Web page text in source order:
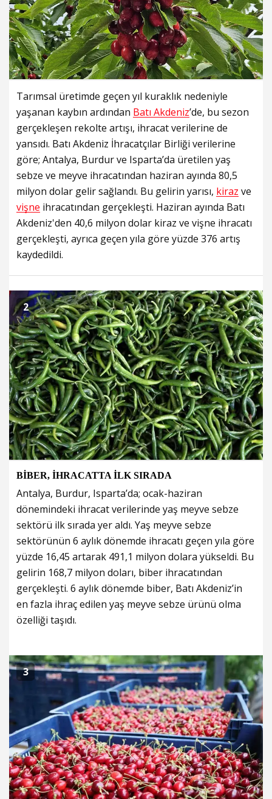
Tarımsal üretimde geçen yıl kuraklık nedeniyle
yaşanan kaybın ardından Batı Akdeniz’de, bu sezon
gerçekleşen rekolte artışı, ihracat verilerine de
yansıdı. Batı Akdeniz İhracatçılar Birliği verilerine
göre; Antalya, Burdur ve Isparta’da üretilen yaş
sebze ve meyve ihracatından haziran ayında 80,5
milyon dolar gelir sağlandı. Bu gelirin yarısı, kiraz ve
vişne ihracatından gerçekleşti. Haziran ayında Batı
Akdeniz'den 40,6 milyon dolar kiraz ve vişne ihracatı
gerçekleşti, ayrıca geçen yıla göre yüzde 376 artış
kaydedildi.
2
BİBER, İHRACATTA İLK SIRADA
Antalya, Burdur, Isparta’da; ocak-haziran
dönemindeki ihracat verilerinde yaş meyve sebze
sektörü ilk sırada yer aldı. Yaş meyve sebze
sektörünün 6 aylık dönemde ihracatı geçen yıla göre
yüzde 16,45 artarak 491,1 milyon dolara yükseldi. Bu
gelirin 168,7 milyon doları, biber ihracatından
gerçekleşti. 6 aylık dönemde biber, Batı Akdeniz’in
en fazla ihraç edilen yaş meyve sebze ürünü olma
özelliği taşıdı.
3